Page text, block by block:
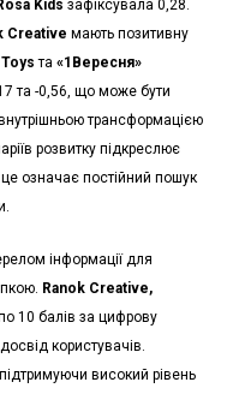
Kids зафіксувала 0,28.
Creative мають позитивну
та «1Вересня»
та -0,56, що може бути
трансформацією
розвитку підкреслює
це означає постійний пошук
інформації для
Ranok Creative,
10 балів за цифрову
користувачів.
високий рівень